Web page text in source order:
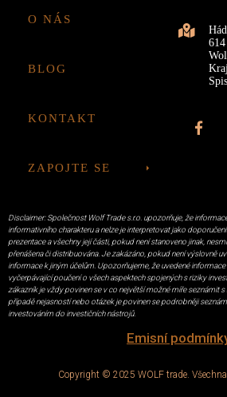
O NÁS
BLOG
KONTAKT
ZAPOJTE SE
Disclaimer: Společnost Wolf Trade s.r.o. upozorňuje, že
informativního charakteru a nelze je interpretovat jako
prezentace a všechny její části, pokud není stanoveno jinak,
přenášena či distribuována. Je zakázáno, pokud není výslovně
informace k jiným účelům. Upozorňujeme, že uvedené
vyčerpávající poučení o všech aspektech spojených s riziky
zákazník je vždy povinen se v co největší možné míře seznámit
případě nejasností nebo otázek je povinen se podrobněji
investováním do investičních nástrojů.
Emisní
Copyright © 2025 WOLF trade.